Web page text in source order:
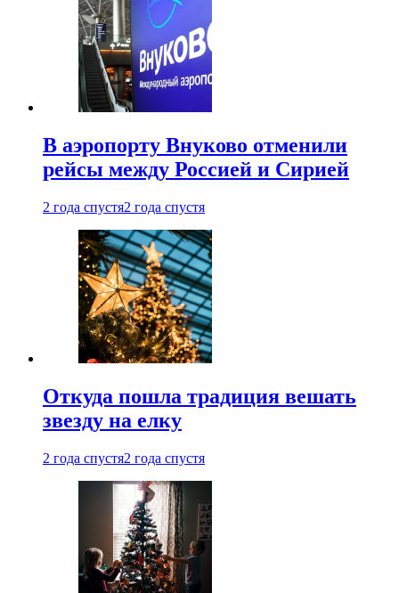
В аэропорту Внуково отменили
рейсы между Россией и Сирией
2 года спустя2 года спустя
Откуда пошла традиция вешать
звезду на елку
2 года спустя2 года спустя